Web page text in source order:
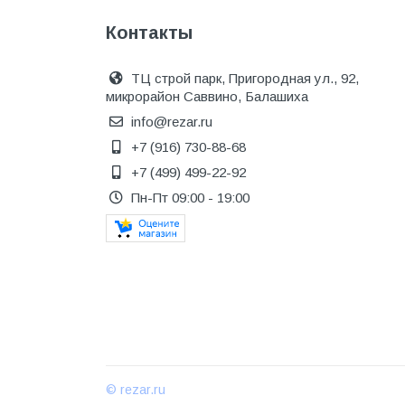
металлоизделия
Механизированные
инструменты
Напольные покрытия
Насосное оборудование
Натуральный камень
Общестрой
Контакты
ТЦ строй парк, Пригородная ул., 92,
микрорайон Саввино, Балашиха
info@rezar.ru
+7 (916) 730-88-68
+7 (499) 499-22-92
Пн-Пт 09:00 - 19:00
© rezar.ru